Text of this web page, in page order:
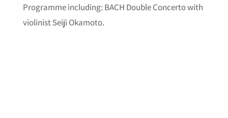
Programme including: BACH Double Concerto with
violinist Seiji Okamoto.